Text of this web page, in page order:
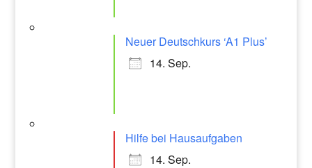
Neuer Deutschkurs ‘A1 Plus’
14. Sep.
Hilfe bei Hausaufgaben
14. Sep.